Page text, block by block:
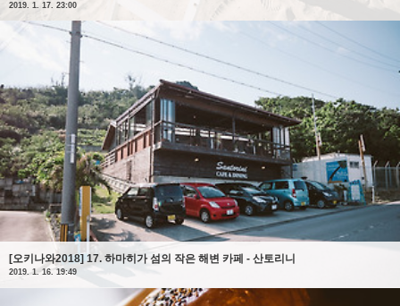
2019. 1. 17. 23:00
[오키나와2018] 17. 하마히가 섬의 작은 해변 카페 - 산토리니
2019. 1. 16. 19:49